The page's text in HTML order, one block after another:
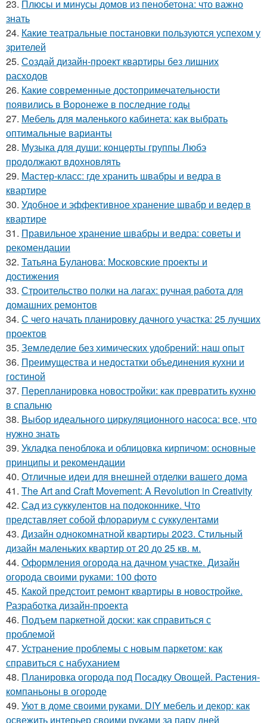
23. Плюсы и минусы домов из пенобетона: что важно
знать
24. Какие театральные постановки пользуются успехом у
зрителей
25. Создай дизайн-проект квартиры без лишних
расходов
26. Какие современные достопримечательности
появились в Воронеже в последние годы
27. Мебель для маленького кабинета: как выбрать
оптимальные варианты
28. Музыка для души: концерты группы Любэ
продолжают вдохновлять
29. Мастер-класс: где хранить швабры и ведра в
квартире
30. Удобное и эффективное хранение швабр и ведер в
квартире
31. Правильное хранение швабры и ведра: советы и
рекомендации
32. Татьяна Буланова: Московские проекты и
достижения
33. Строительство полки на лагах: ручная работа для
домашних ремонтов
34. С чего начать планировку дачного участка: 25 лучших
проектов
35. Земледелие без химических удобрений: наш опыт
36. Преимущества и недостатки объединения кухни и
гостиной
37. Перепланировка новостройки: как превратить кухню
в спальню
38. Выбор идеального циркуляционного насоса: все, что
нужно знать
39. Укладка пеноблока и облицовка кирпичом: основные
принципы и рекомендации
40. Отличные идеи для внешней отделки вашего дома
41. The Art and Craft Movement: A Revolution in Creativity
42. Сад из суккулентов на подоконнике. Что
представляет собой флорариум с суккулентами
43. Дизайн однокомнатной квартиры 2023. Стильный
дизайн маленьких квартир от 20 до 25 кв. м.
44. Оформления огорода на дачном участке. Дизайн
огорода своими руками: 100 фото
45. Какой предстоит ремонт квартиры в новостройке.
Разработка дизайн-проекта
46. Подъем паркетной доски: как справиться с
проблемой
47. Устранение проблемы с новым паркетом: как
справиться с набуханием
48. Планировка огорода под Посадку Овощей. Растения-
компаньоны в огороде
49. Уют в доме своими руками. DIY мебель и декор: как
освежить интерьер своими руками за пару дней